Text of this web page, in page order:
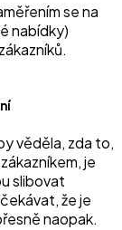
se na
nabídky)
věděla, zda to,
je
slibovat
že je
naopak.